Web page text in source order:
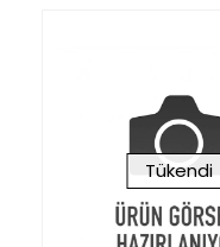
Tükendi